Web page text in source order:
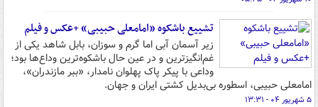
تشییع باشکوه «امامعلی حبیبی» +عکس و فیلم
زیر آسمان آبی اما گرم و سوزان، بابل شاهد یکی از
غم‌انگیزترین و در عین حال باشکوه‌ترین وداع‌ها بود؛
وداعی با پیکر پاک پهلوان نامدار، «ببر مازندران»‌،
امامعلی حبیبی، اسطوره بی‌بدیل کشتی ایران و جهان.
۵ شهریور ۰۴ - ۱۳:۳۱